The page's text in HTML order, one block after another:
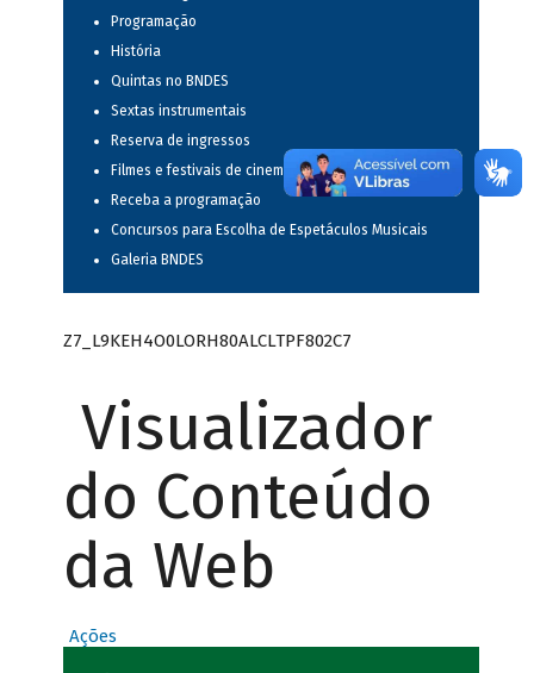
Programação
História
Quintas no BNDES
Sextas instrumentais
Reserva de ingressos
Filmes e festivais de cinema
Receba a programação
Concursos para Escolha de Espetáculos Musicais
Galeria BNDES
Z7_L9KEH4O0LORH80ALCLTPF802C7
Visualizador
do Conteúdo
da Web
Ações